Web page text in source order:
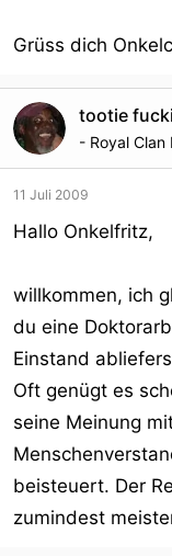
Grüss dich
tootie
- Royal Clan
11 Juli 2009
Hallo Onkelfritz,
willkommen, ich
du eine
Einstand
Oft genügt es
seine Meinung
beisteuert. Der
zumindest